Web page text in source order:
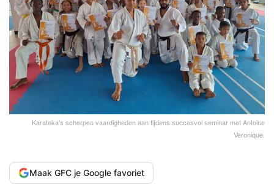
Karateka's scherpen vaardigheden aan tijdens succesvol seminar met Antoine
Veronique.
Maak GFC je Google favoriet